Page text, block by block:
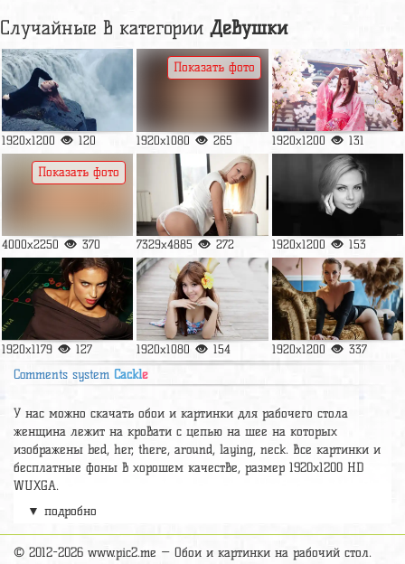
Случайные в категории Девушки
1920x1200 120 1920x1080 265
Показать фото
1920x1200 131
4000x2250 370
Показать фото
7329x4885 272 1920x1200 153
1920x1179 127 1920x1080 154 1920x1200 337
Comments system Cackle
У нас можно скачать обои и картинки для рабочего стола
женщина лежит на кровати с цепью на шее на которых
изображены bed, her, there, around, laying, neck. Все картинки и
бесплатные фоны в хорошем качестве, размер 1920x1200 HD
WUXGA.
Релевантные картинки и подборки
платье,
А так же можно найти много других картинок на нужную тему
▼ подробно
© 2012-2026 www.pic2.me — Обои и картинки на рабочий стол.